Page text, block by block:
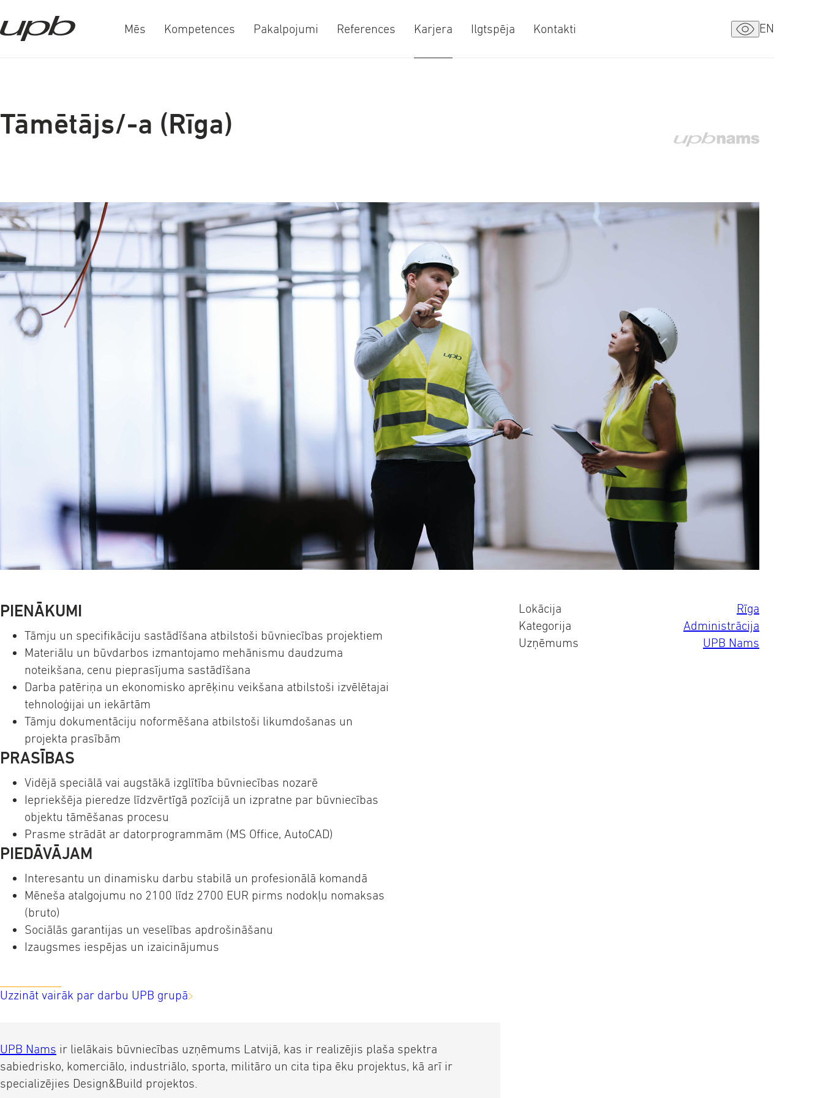
Mēs Kompetences Pakalpojumi References Karjera Ilgtspēja Kontakti EN
Tāmētājs/-a (Rīga)
Lokācija
Rīga
Kategorija
Administrācija
Uzņēmums
UPB Nams
PIENĀKUMI
Tāmju un specifikāciju sastādīšana atbilstoši būvniecības projektiem
Materiālu un būvdarbos izmantojamo mehānismu daudzuma
noteikšana, cenu pieprasījuma sastādīšana
Darba patēriņa un ekonomisko aprēķinu veikšana atbilstoši izvēlētajai
tehnoloģijai un iekārtām
Tāmju dokumentāciju noformēšana atbilstoši likumdošanas un
projekta prasībām
PRASĪBAS
Vidējā speciālā vai augstākā izglītība būvniecības nozarē
Iepriekšēja pieredze līdzvērtīgā pozīcijā un izpratne par būvniecības
objektu tāmēšanas procesu
Prasme strādāt ar datorprogrammām (MS Office, AutoCAD)
PIEDĀVĀJAM
Interesantu un dinamisku darbu stabilā un profesionālā komandā
Mēneša atalgojumu no 2100 līdz 2700 EUR pirms nodokļu nomaksas
(bruto)
Sociālās garantijas un veselības apdrošināšanu
Izaugsmes iespējas un izaicinājumus
Uzzināt vairāk par darbu UPB grupā
UPB Nams ir lielākais būvniecības uzņēmums Latvijā, kas ir realizējis plaša spektra
sabiedrisko, komerciālo, industriālo, sporta, militāro un cita tipa ēku projektus, kā arī ir
specializējies Design&Build projektos.